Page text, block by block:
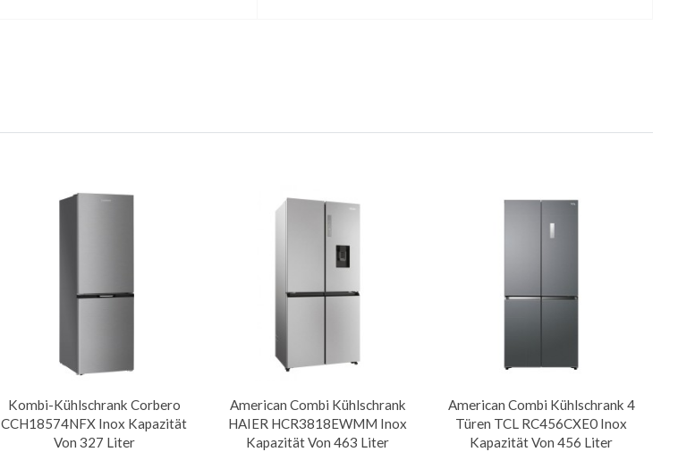
Kombi-Kühlschrank Corbero
CCH18574NFX Inox Kapazität
Von 327 Liter
American Combi Kühlschrank
HAIER HCR3818EWMM Inox
Kapazität Von 463 Liter
American Combi Kühlschrank 4
Türen TCL RC456CXE0 Inox
Kapazität Von 456 Liter